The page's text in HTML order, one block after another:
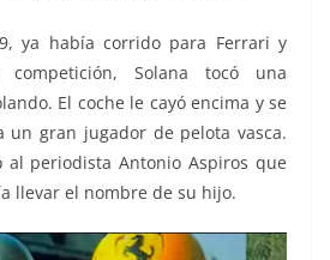
ya había corrido para Ferrari y
Solana tocó una
El coche le cayó encima y se
un gran jugador de pelota vasca.
al periodista Antonio Aspiros que
llevar el nombre de su hijo.